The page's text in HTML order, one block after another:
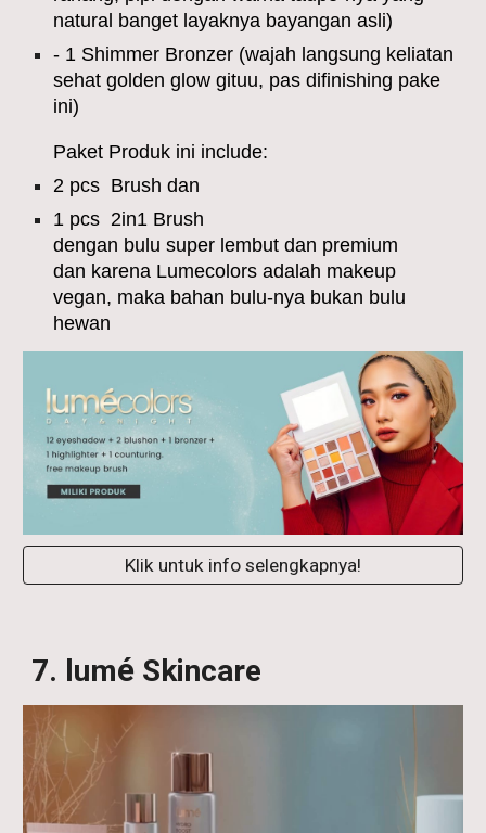
natural banget layaknya bayangan asli)
- 1 Shimmer Bronzer (wajah langsung keliatan
sehat golden glow gituu, pas difinishing pake
ini)
Paket Produk ini include:
2 pcs Brush dan
1 pcs 2in1 Brush
dengan bulu super lembut dan premium
dan karena Lumecolors adalah makeup
vegan, maka bahan bulu-nya bukan bulu
hewan
Klik untuk info selengkapnya!
7. lumé Skincare